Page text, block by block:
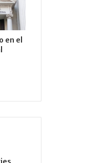
en el